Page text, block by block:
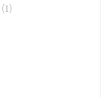
(1)